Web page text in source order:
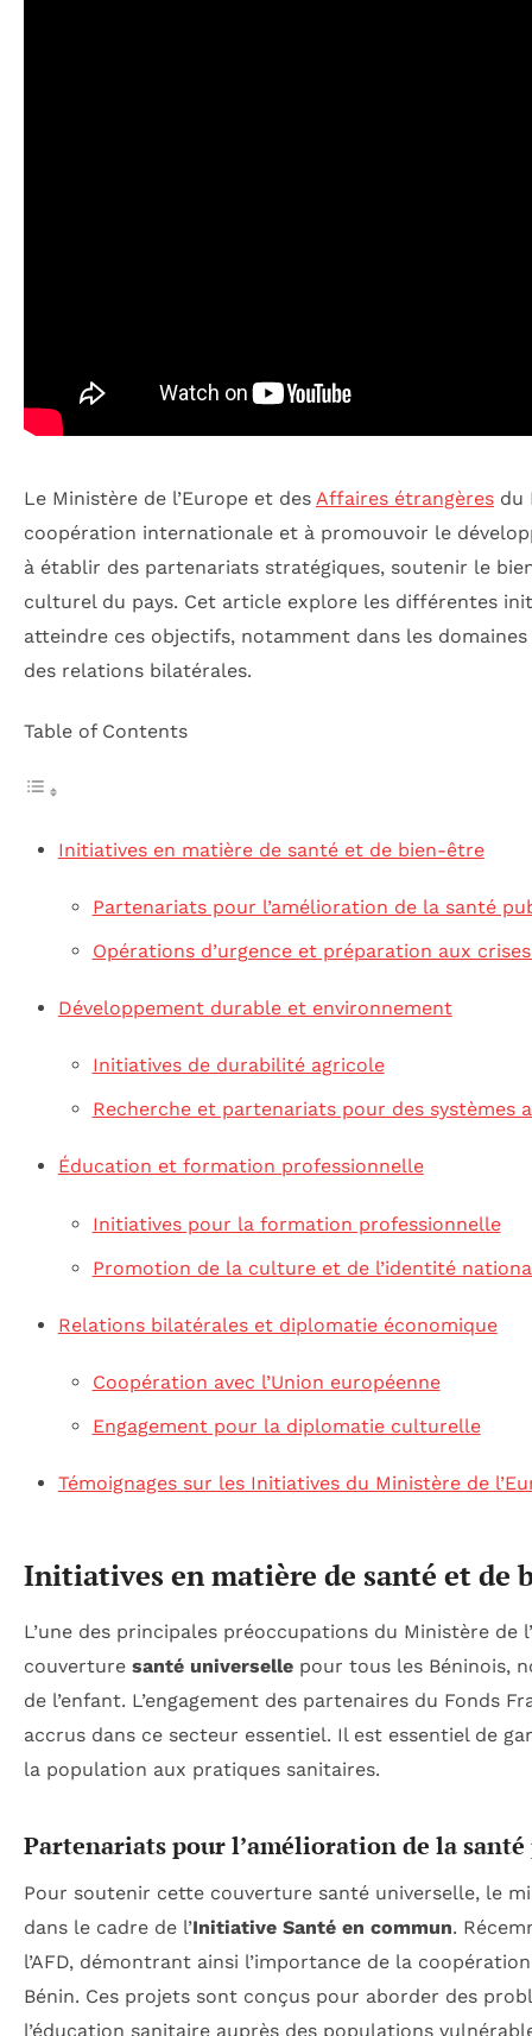
Le Ministère de l’Europe et des Affaires étrangères du
coopération internationale et à promouvoir le
à établir des partenariats stratégiques, soutenir le
culturel du pays. Cet article explore les différentes
atteindre ces objectifs, notamment dans les
des relations bilatérales.
Table of Contents
Initiatives en matière de santé et de bien-être
Partenariats pour l’amélioration de la santé
Opérations d’urgence et préparation aux
Développement durable et environnement
Initiatives de durabilité agricole
Recherche et partenariats pour des systèmes
Éducation et formation professionnelle
Initiatives pour la formation professionnelle
Promotion de la culture et de l’identité
Relations bilatérales et diplomatie économique
Coopération avec l’Union européenne
Engagement pour la diplomatie culturelle
Témoignages sur les Initiatives du Ministère de
Initiatives en matière de santé et de
L’une des principales préoccupations du Ministère de
couverture santé universelle pour tous les Béninois,
de l’enfant. L’engagement des partenaires du Fonds
accrus dans ce secteur essentiel. Il est essentiel de
la population aux pratiques sanitaires.
Partenariats pour l’amélioration de la
Pour soutenir cette couverture santé universelle, le
dans le cadre de l’Initiative Santé en commun.
l’AFD, démontrant ainsi l’importance de la
Bénin. Ces projets sont conçus pour aborder des
l’éducation sanitaire auprès des populations